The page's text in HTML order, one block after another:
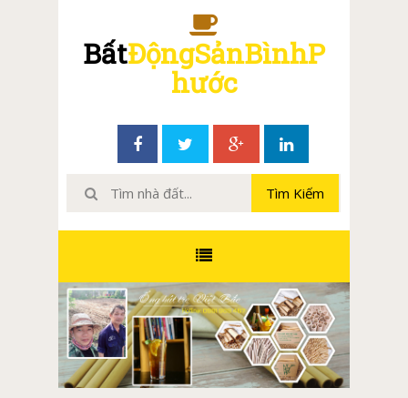
BấtĐộngSảnBìnhP
hước